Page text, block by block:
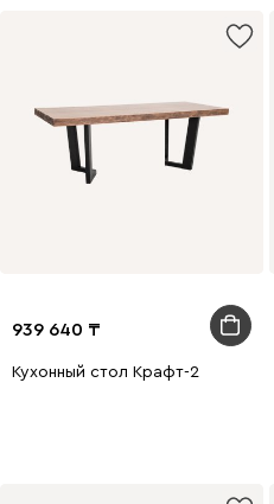
939 640
Кухонный стол Крафт-2